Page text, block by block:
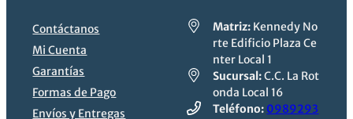
Contáctanos
Mi Cuenta
Garantías
Formas de Pago
Envíos y Entregas
Matriz: Kennedy No
rte Edificio Plaza Ce
nter Local 1
Sucursal:C.C. La Rot
onda Local 16
Teléfono: 0989293